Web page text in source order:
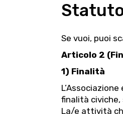
Se vuoi, puoi
Articolo 2
1) Finalità
finalità
La/e attività